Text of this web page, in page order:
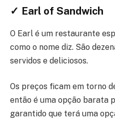
✓ Earl of Sandwich
O Earl é um restaurante
como o nome diz. São
servidos e deliciosos.
Os preços ficam em torno
então é uma opção barata
garantido que terá uma